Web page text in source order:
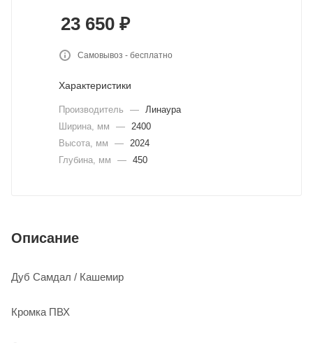
23 650 ₽
Самовывоз - бесплатно
Характеристики
Производитель — Линаура
Ширина, мм
— 2400
Высота, мм
— 2024
Глубина, мм
— 450
Описание
Дуб Самдал / Кашемир
Кромка ПВХ